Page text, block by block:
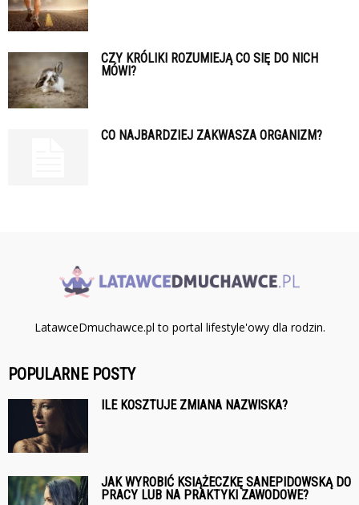
CZY KRÓLIKI ROZUMIEJĄ CO SIĘ DO NICH
MÓWI?
CO NAJBARDZIEJ ZAKWASZA ORGANIZM?
LatawceDmuchawce.pl to portal lifestyle'owy dla rodzin.
POPULARNE POSTY
ILE KOSZTUJE ZMIANA NAZWISKA?
JAK WYROBIĆ KSIĄŻECZKĘ SANEPIDOWSKĄ DO
PRACY LUB NA PRAKTYKI ZAWODOWE?